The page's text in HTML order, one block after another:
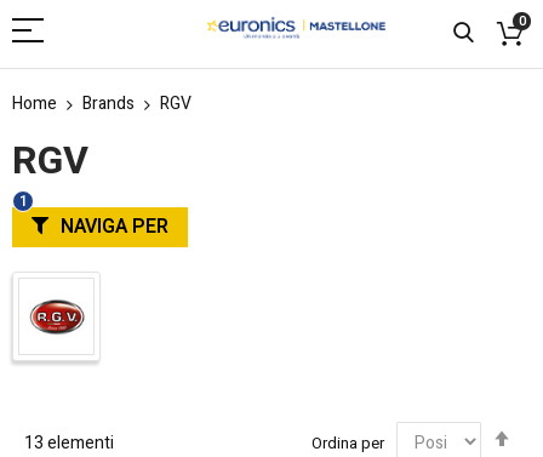
0
Home Brands RGV
RGV
13elementi Ordina per
NAVIGA PER